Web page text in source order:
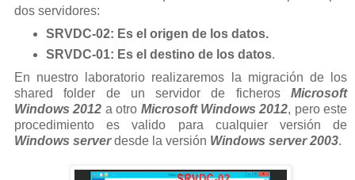
dos servidores:
SRVDC-02: Es el origen de los datos.
SRVDC-01: Es el destino de los datos.
En nuestro laboratorio realizaremos la migración de los
shared folder de un servidor de ficheros Microsoft
Windows 2012 a otro Microsoft Windows 2012, pero este
procedimiento es valido para cualquier versión de
Windows serverdesde la versión Windows server 2003.